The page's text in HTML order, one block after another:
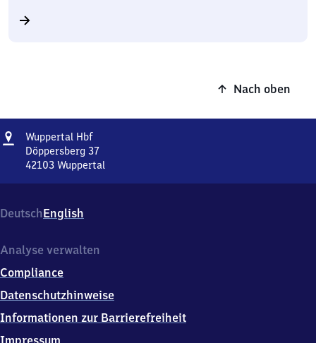
Nach oben
Adresse
Wuppertal HbfWuppertal
Hauptbahnhof
Döppersberg 37
42103 Wuppertal
Döppersberg
37,
2
0
3
DeutschEnglish
Analyse verwalten
Compliance
Datenschutzhinweise
Informationen zur Barrierefreiheit
Impressum